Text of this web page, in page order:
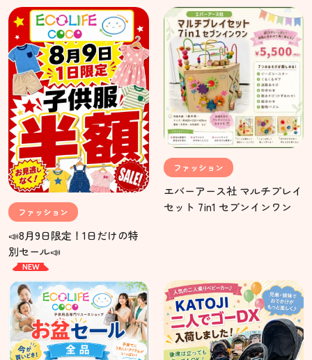
ファッション
📣8月9日限定！1日だけの特
別セール📣
ファッション
エバーアース社 マルチプレイ
セット 7in1 セブンインワン
NEW